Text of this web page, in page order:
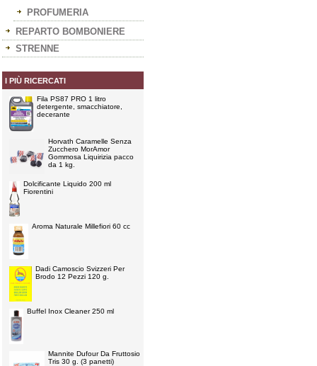
PROFUMERIA
REPARTO BOMBONIERE
STRENNE
I PIÙ RICERCATI
Fila PS87 PRO 1 litro
detergente, smacchiatore,
decerante
Horvath Caramelle Senza
Zucchero MorAmor
Gommosa Liquirizia pacco
da 1 kg.
Dolcificante Liquido 200 ml
Fiorentini
Aroma Naturale Millefiori 60 cc
Dadi Camoscio Svizzeri Per
Brodo 12 Pezzi 120 g.
Buffel Inox Cleaner 250 ml
Mannite Dufour Da Fruttosio
Tris 30 g. (3 panetti)